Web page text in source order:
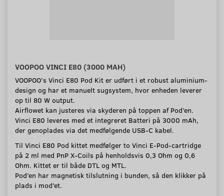
VOOPOO VINCI E80 (3000 MAH)
VOOPOO’s Vinci E80 Pod Kit er udført i et robust aluminium-
design og har et manuelt sugsystem, hvor enheden leverer
op til 80 W output.
Airflowet kan justeres via skyderen på toppen af Pod’en.
Vinci E80 leveres med et integreret Batteri på 3000 mAh,
der genoplades via det medfølgende USB-C kabel.
Til Vinci E80 Pod kittet medfølger to Vinci E-Pod-cartridge
på 2 ml med PnP X-Coils på henholdsvis 0,3 Ohm og 0,6
Ohm. Kittet er til både DTL og MTL.
Pod’en har magnetisk tilslutning i bunden, så den klikker på
plads i mod’et.